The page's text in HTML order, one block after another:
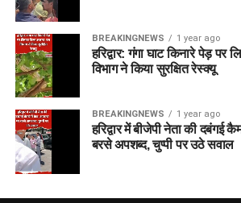
BREAKINGNEWS 1 year ago
हरिद्वार: गंगा घाट किनारे पेड़ पर
विभाग ने किया सुरक्षित रेस्क्यू
BREAKINGNEWS 1 year ago
हरिद्वार में बीजेपी नेता की
बरसे अपशब्द, चुप्पी पर उठे सवाल